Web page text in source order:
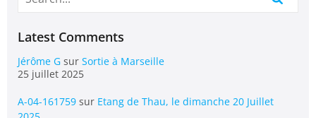
Latest Comments
Jérôme G sur Sortie à Marseille
25 juillet 2025
A-04-161759 sur Etang de Thau, le dimanche 20 Juillet